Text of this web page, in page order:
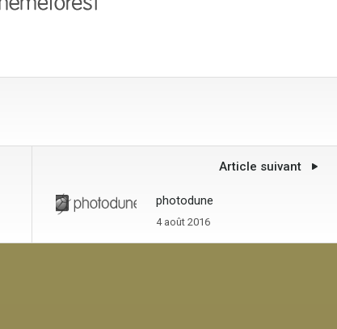
Article suivant
photodune
4 août 2016